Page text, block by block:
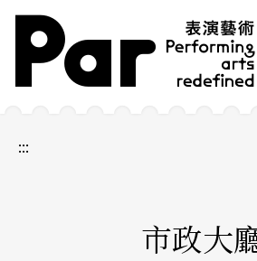
跳到主要內容區塊
網站導覽
:::
市政大